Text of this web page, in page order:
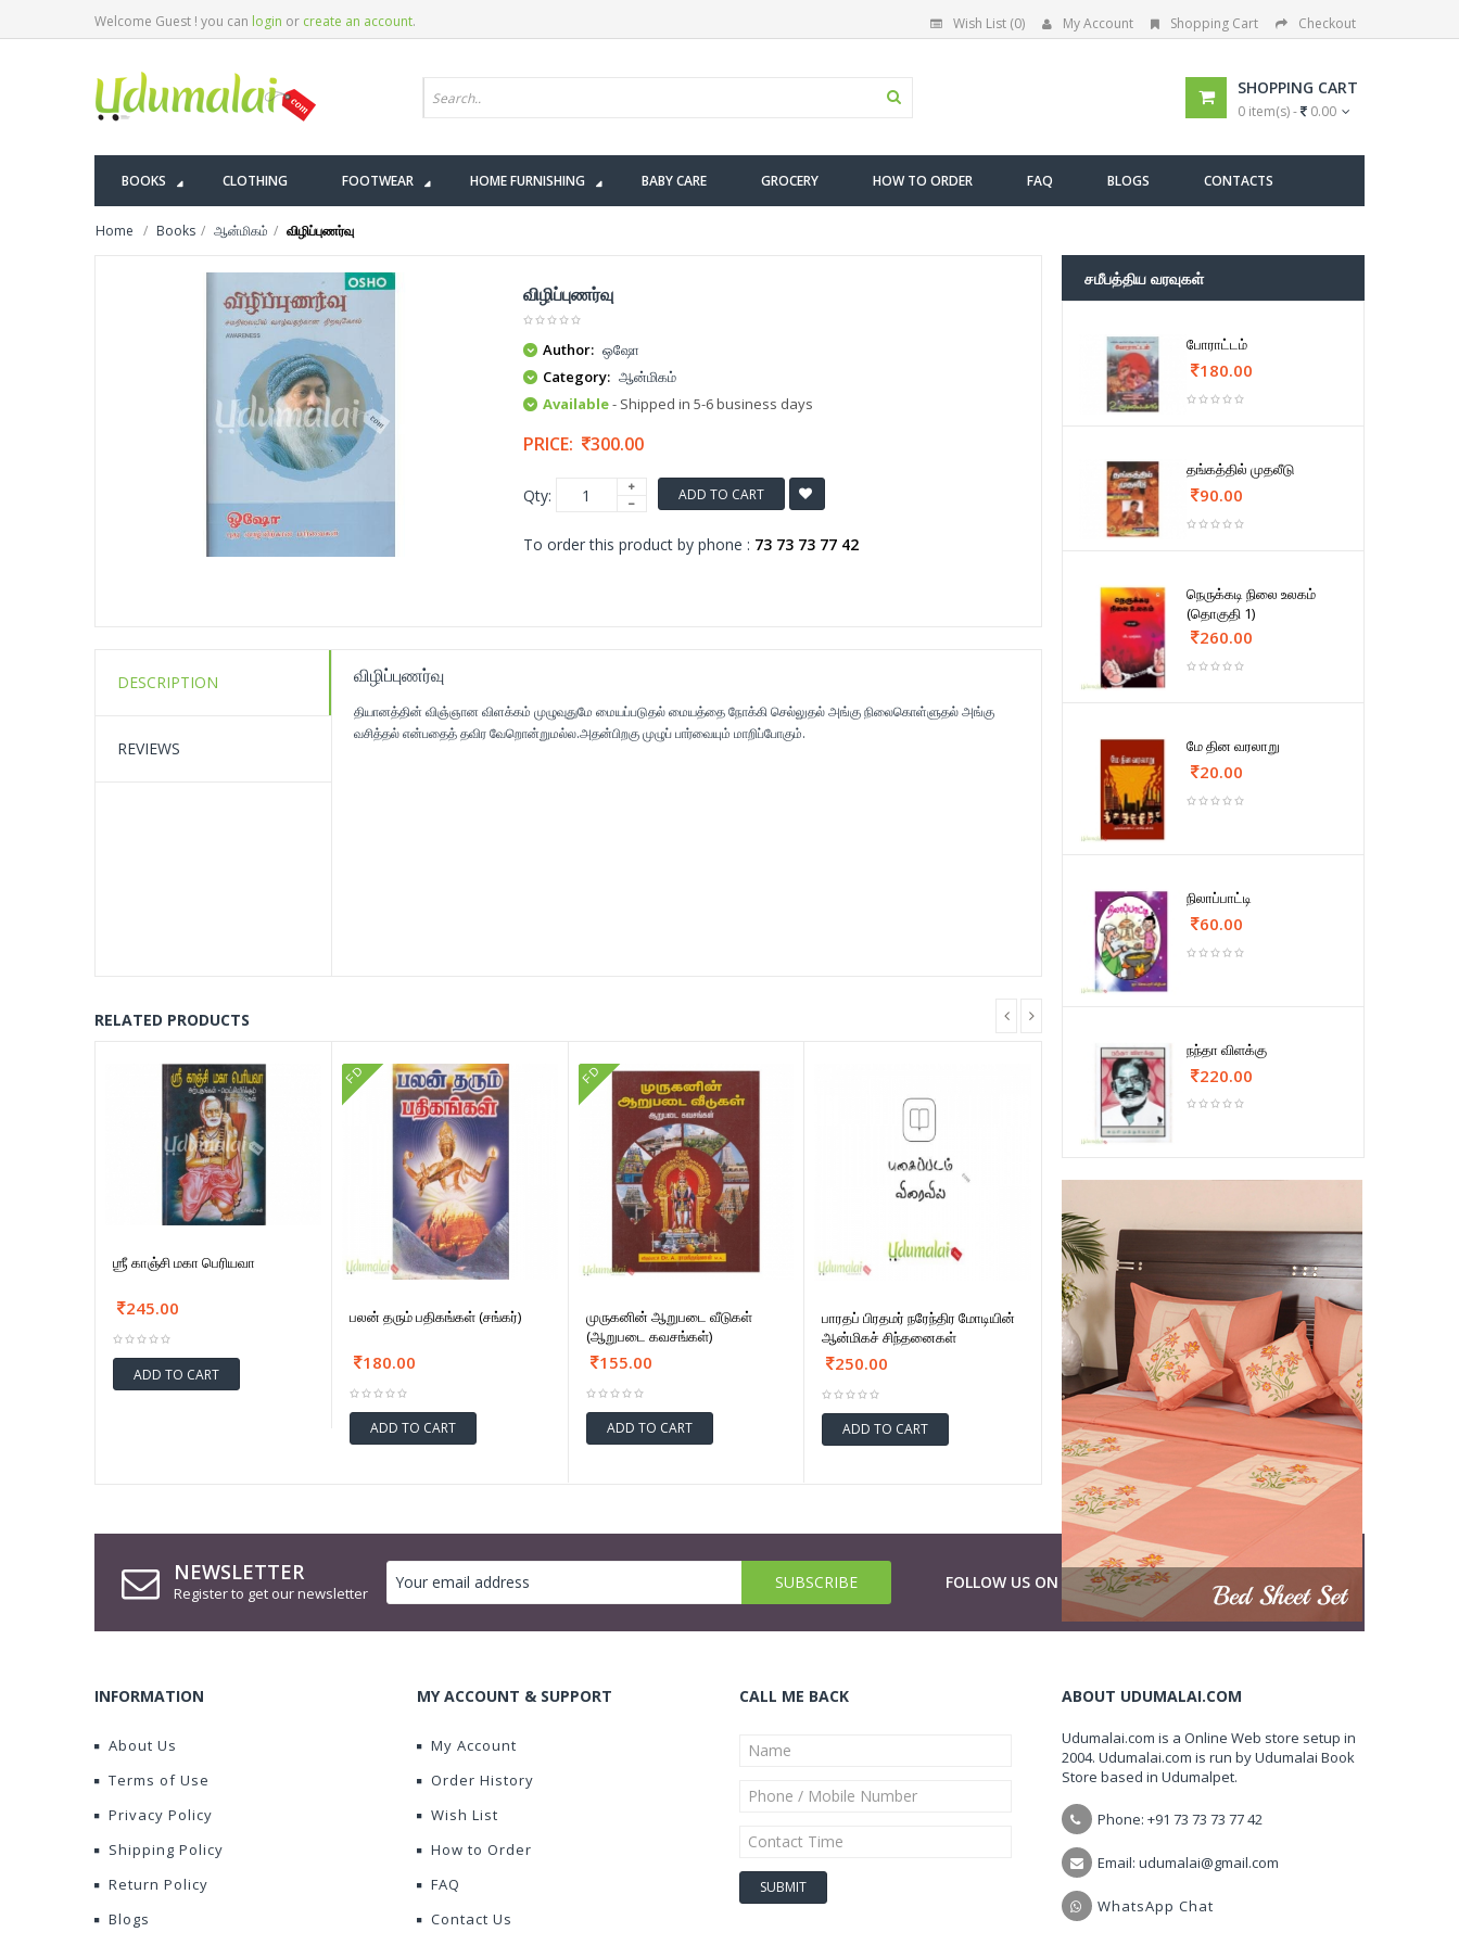
Welcome Guest ! you can login or create an account. Wish List (0) My Account Shopping Cart Checkout
SHOPPING CART
0 item(s) - 0.00
BOOKS CLOTHING FOOTWEAR HOME FURNISHING BABY CARE GROCERY HOW TO ORDER FAQ BLOGS CONTACTS
Home Books ஆன்மிகம் விழிப்புணர்வு
விழிப்புணர்வு
Author: ஒஷோ
Category: ஆன்மிகம்
Available- Shipped in 5-6 business days
PRICE: 300.00
Qty: ADD TO CART
To order this product by phone : 73 73 73 77 42
DESCRIPTION
REVIEWS
விழிப்புணர்வு
தியானத்தின் விஞ்ஞான விளக்கம் முழுவுதுமே மையப்படுதல் மையத்தை நோக்கி செல்லுதல் அங்கு நிலைகொள்ளுதல் அங்கு
வசித்தல் என்பதைத் தவிர வேறொன்றுமல்ல.அதன்பிறகு முழுப் பார்வையும் மாறிப்போகும்.
RELATED PRODUCTS
ஶ்ரீ காஞ்சி மகா பெரியவா
245.00
ADD TO CART
FD
பலன் தரும் பதிகங்கள் (சங்கர்)
180.00
ADD TO CART
FD
முருகனின் ஆறுபடை வீடுகள்
(ஆறுபடை கவசங்கள்)
155.00
ADD TO CART
பாரதப் பிரதமர் நரேந்திர மோடியின்
ஆன்மிகச் சிந்தனைகள்
250.00
ADD TO CART
சமீபத்திய வரவுகள்
போராட்டம்
180.00
தங்கத்தில் முதலீடு
90.00
நெருக்கடி நிலை உலகம்
(தொகுதி 1)
260.00
மே தின வரலாறு
20.00
நிலாப்பாட்டி
60.00
நந்தா விளக்கு
220.00
NEWSLETTER
Register to get our newsletter
FOLLOW US ON
INFORMATION
About Us
Terms of Use
Privacy Policy
Shipping Policy
Return Policy
Blogs
MY ACCOUNT & SUPPORT
My Account
Order History
Wish List
How to Order
FAQ
Contact Us
CALL ME BACK ABOUT UDUMALAI.COM
Udumalai.com is a Online Web store setup in
2004. Udumalai.com is run by Udumalai Book
Store based in Udumalpet.
Phone: +91 73 73 73 77 42
Email: udumalai@gmail.com
WhatsApp Chat